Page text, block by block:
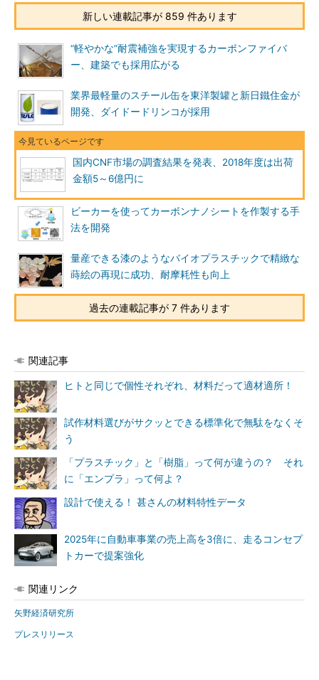
新しい連載記事が 859 件あります
“軽やかな”耐震補強を実現するカーボンファイバ
ー、建築でも採用広がる
業界最軽量のスチール缶を東洋製罐と新日鐵住金が
開発、ダイドードリンコが採用
国内CNF市場の調査結果を発表、2018年度は出荷
金額5～6億円に
ビーカーを使ってカーボンナノシートを作製する手
法を開発
量産できる漆のようなバイオプラスチックで精緻な
蒔絵の再現に成功、耐摩耗性も向上
過去の連載記事が 7 件あります
関連記事
ヒトと同じで個性それぞれ、材料だって適材適所！
試作材料選びがサクッとできる標準化で無駄をなくそ
う
「プラスチック」と「樹脂」って何が違うの？ それ
に「エンプラ」って何よ？
設計で使える！ 甚さんの材料特性データ
2025年に自動車事業の売上高を3倍に、走るコンセプ
トカーで提案強化
関連リンク
矢野経済研究所
プレスリリース